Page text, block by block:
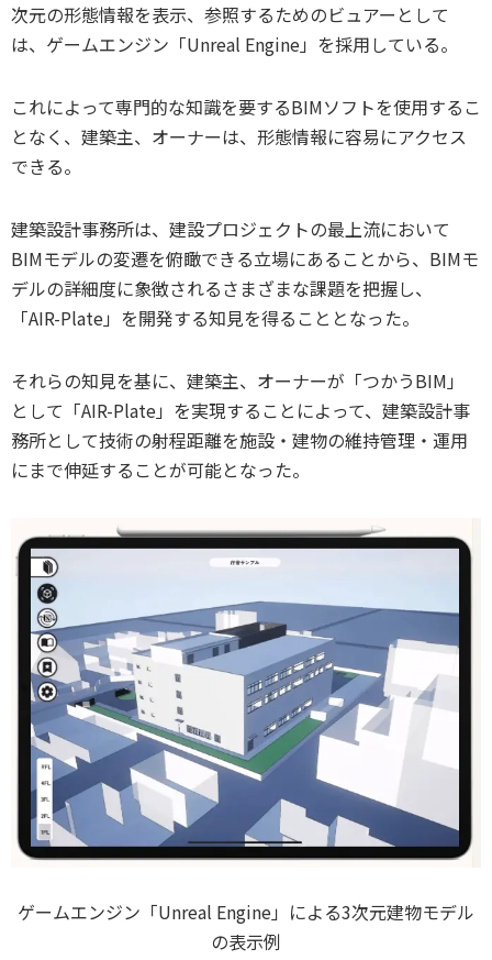
次元の形態情報を表示、参照するためのビュアーとして
は、ゲームエンジン「Unreal Engine」を採用している。
これによって専門的な知識を要するBIMソフトを使用するこ
となく、建築主、オーナーは、形態情報に容易にアクセス
できる。
建築設計事務所は、建設プロジェクトの最上流において
BIMモデルの変遷を俯瞰できる立場にあることから、BIMモ
デルの詳細度に象徴されるさまざまな課題を把握し、
「AIR-Plate」を開発する知見を得ることとなった。
それらの知見を基に、建築主、オーナーが「つかうBIM」
として「AIR-Plate」を実現することによって、建築設計事
務所として技術の射程距離を施設・建物の維持管理・運用
にまで伸延することが可能となった。
ゲームエンジン「Unreal Engine」による3次元建物モデル
の表示例